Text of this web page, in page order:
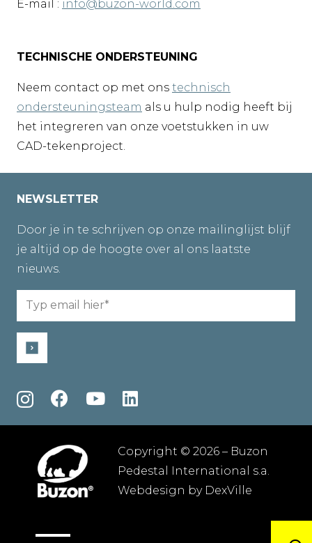
E-mail : info@buzon-world.com
TECHNISCHE ONDERSTEUNING
Neem contact op met ons technisch
ondersteuningsteam als u hulp nodig heeft bij
het integreren van onze voetstukken in uw
CAD-tekenproject.
NEWSLETTER
Door je in te schrijven op onze mailinglijst blijf
je altijd op de hoogte over al ons laatste
nieuws.
Email
Copyright © 2026 – Buzon
Pedestal International s.a.
Webdesign by DexVille